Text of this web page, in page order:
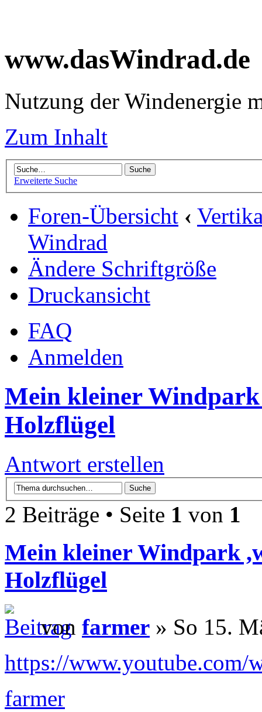
www.dasWindrad.de
Nutzung der Windenergie
Zum Inhalt
Erweiterte Suche
Foren-Übersicht ‹
Windrad
Ändere Schriftgröße
Druckansicht
FAQ
Anmelden
Mein kleiner
Holzflügel
Antwort erstellen
2 Beiträge • Seite 1 von 1
Mein kleiner Windpark
Holzflügel
von farmer » So 15.
https://www.youtube.com/
farmer